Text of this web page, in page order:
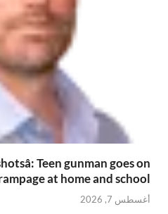
Teen gunman goes on
at home and school
أغسطس 7, 2026